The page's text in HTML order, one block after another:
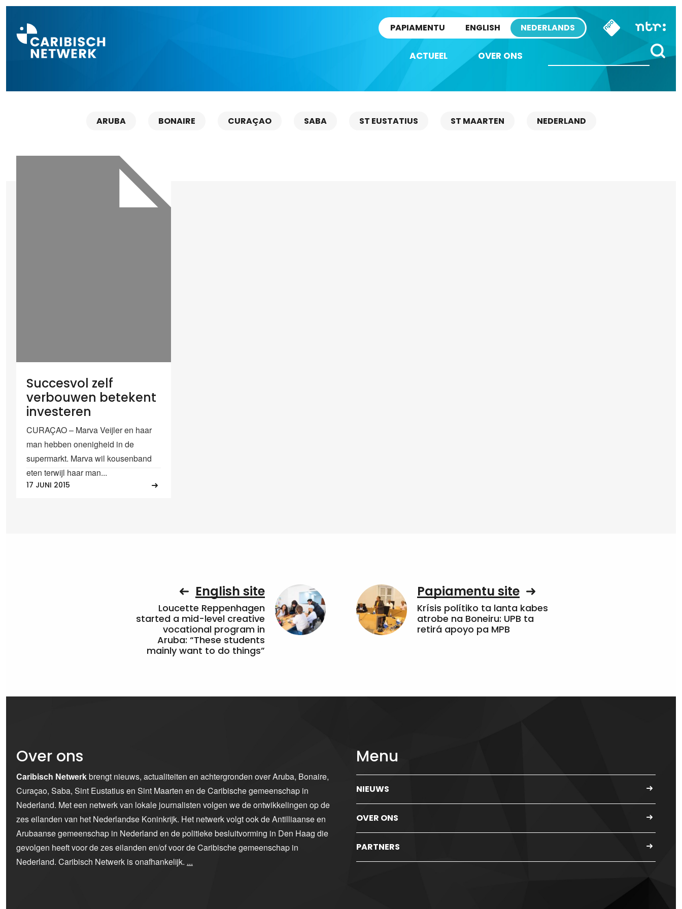
PAPIAMENTU ENGLISH NEDERLANDS
ACTUEEL OVER ONS
ARUBA BONAIRE CURAÇAO SABA ST EUSTATIUS ST MAARTEN NEDERLAND
Succesvol zelf
verbouwen betekent
investeren
CURAÇAO – Marva Veijler en haar
man hebben onenigheid in de
supermarkt. Marva wil kousenband
eten terwijl haar man...
17 JUNI 2015
English site
Loucette Reppenhagen
started a mid-level creative
vocational program in
Aruba: “These students
mainly want to do things”
Papiamentu site
Krísis polítiko ta lanta kabes
atrobe na Boneiru: UPB ta
retirá apoyo pa MPB
Over ons
Caribisch Netwerkbrengt nieuws, actualiteiten en achtergronden over Aruba, Bonaire,
Curaçao, Saba, Sint Eustatius en Sint Maarten en de Caribische gemeenschap in
Nederland. Met een netwerk van lokale journalisten volgen we de ontwikkelingen op de
zes eilanden van het Nederlandse Koninkrijk. Het netwerk volgt ook de Antilliaanse en
Arubaanse gemeenschap in Nederland en de politieke besluitvorming in Den Haag die
gevolgen heeft voor de zes eilanden en/of voor de Caribische gemeenschap in
Nederland. Caribisch Netwerk is onafhankelijk. ...
Menu
NIEUWS
OVER ONS
PARTNERS